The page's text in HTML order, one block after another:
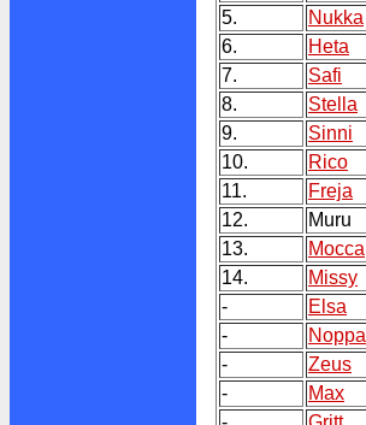
5.
Nukka
6.
Heta
7.
Safi
8.
Stella
9.
Sinni
10.
Rico
11.
Freja
12.
Muru
13.
Mocca
14.
Missy
-
Elsa
-
Noppa
-
Zeus
-
Max